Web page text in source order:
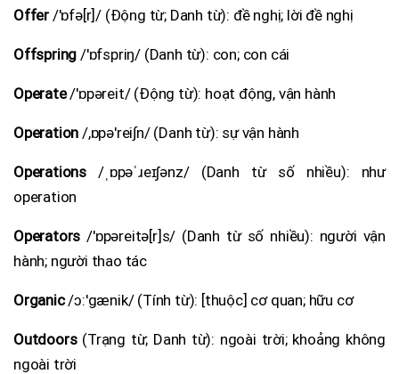
Offer /'ɒfə[r]/ (Động từ; Danh từ): đề nghị; lời đề nghị
Offspring /'ɒfspriŋ/ (Danh từ): con; con cái
Operate/'ɒpəreit/ (Động từ): hoạt động, vận hành
Operation /,ɒpə'rei∫n/ (Danh từ): sự vận hành
Operations /ˌɒpəˈɹeɪʃənz/ (Danh từ số nhiều): như
operation
Operators /'ɒpəreitə[r]s/ (Danh từ số nhiều): người vận
hành; người thao tác
Organic/ɔ:'gænik/ (Tính từ): [thuộc] cơ quan; hữu cơ
Outdoors(Trạng từ; Danh từ): ngoài trời; khoảng không
ngoài trời